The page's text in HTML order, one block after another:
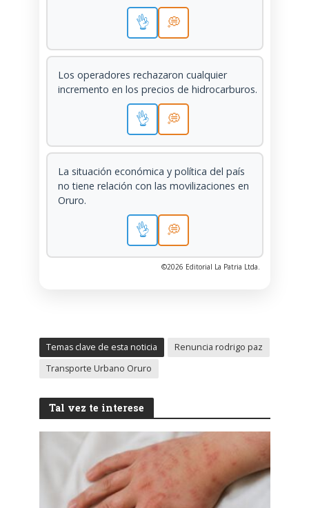
👌 💭
Los operadores rechazaron cualquier
incremento en los precios de hidrocarburos.
👌 💭
La situación económica y política del país
no tiene relación con las movilizaciones en
Oruro.
👌 💭
©2026 Editorial La Patria Ltda.
Temas clave de esta noticia
Renuncia rodrigo paz
Transporte Urbano Oruro
Tal vez te interese